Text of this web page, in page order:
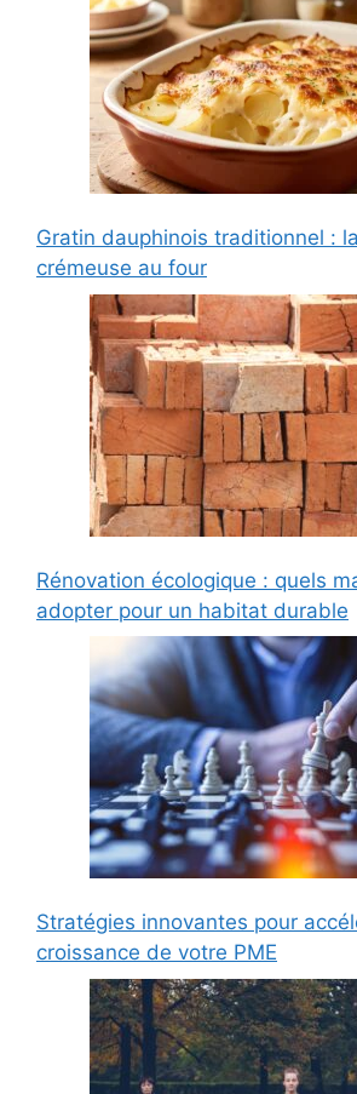
Gratin dauphinois traditionnel :
crémeuse au four
Rénovation écologique : quels
adopter pour un habitat durable
Stratégies innovantes pour
croissance de votre PME